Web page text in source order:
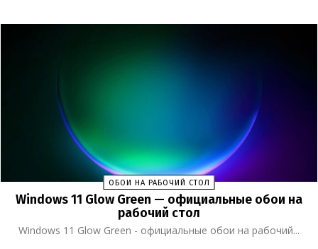
ОБОИ НА РАБОЧИЙ СТОЛ
Windows 11 Glow Green — официальные обои на
рабочий стол
Windows 11 Glow Green - официальные обои на рабочий...